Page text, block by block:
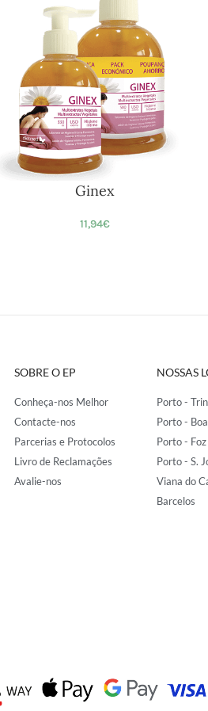
Ginex
11,94€
SOBRE O EP
Conheça-nos Melhor
Contacte-nos
Parcerias e Protocolos
Livro de Reclamações
Avalie-nos
NOSSAS
Porto -
Porto -
Porto - Foz
Porto - S.
Viana do
Barcelos